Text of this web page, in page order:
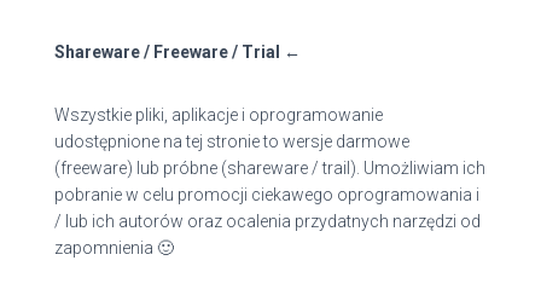
Shareware / Freeware / Trial ←
Wszystkie pliki, aplikacje i oprogramowanie
udostępnione na tej stronie to wersje darmowe
(freeware) lub próbne (shareware / trail). Umożliwiam ich
pobranie w celu promocji ciekawego oprogramowania i
/ lub ich autorów oraz ocalenia przydatnych narzędzi od
zapomnienia 🙂